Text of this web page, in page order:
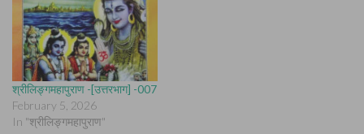
श्रीलिङ्गमहापुराण -[उत्तरभाग] -007
February 5, 2026
In "श्रीलिङ्गमहापुराण"